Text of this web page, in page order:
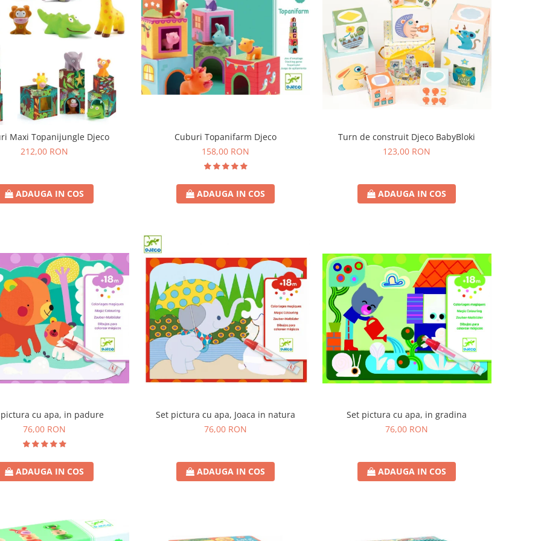
Maxi Topanijungle Djeco
212,00 RON
ADAUGA IN COS
Cuburi Topanifarm Djeco
158,00 RON
ADAUGA IN COS
Turn de construit Djeco BabyBloki
123,00 RON
ADAUGA IN COS
cu apa, in padure
76,00 RON
ADAUGA IN COS
Set pictura cu apa, Joaca in natura
76,00 RON
ADAUGA IN COS
Set pictura cu apa, in gradina
76,00 RON
ADAUGA IN COS